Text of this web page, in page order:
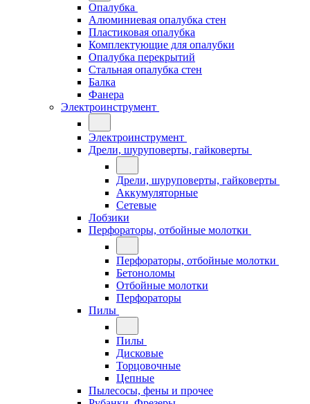
Опалубка
Алюминиевая опалубка стен
Пластиковая опалубка
Комплектующие для опалубки
Опалубка перекрытий
Стальная опалубка стен
Балка
Фанера
Электроинструмент
Электроинструмент
Дрели, шуруповерты, гайковерты
Дрели, шуруповерты, гайковерты
Аккумуляторные
Сетевые
Лобзики
Перфораторы, отбойные молотки
Перфораторы, отбойные молотки
Бетоноломы
Отбойные молотки
Перфораторы
Пилы
Пилы
Дисковые
Торцовочные
Цепные
Пылесосы, фены и прочее